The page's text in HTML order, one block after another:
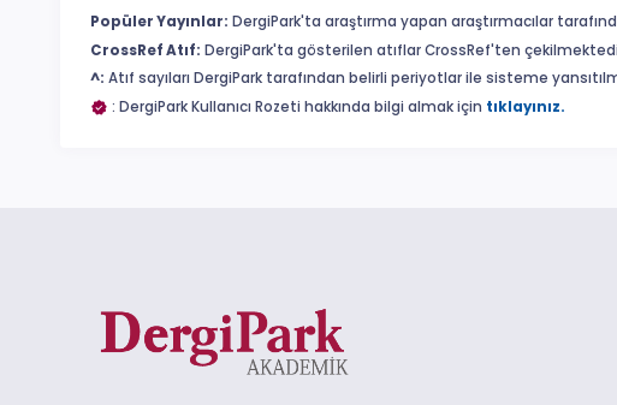
Popüler Yayınlar: DergiPark'ta araştırma yapan araştırmacılar
CrossRef Atıf: DergiPark'ta gösterilen atıflar CrossRef'ten
^: Atıf sayıları DergiPark tarafından belirli periyotlar ile sisteme
: DergiPark Kullanıcı Rozeti hakkında bilgi almak için tıklayınız.